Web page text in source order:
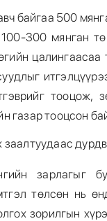
байгаа 500
300 мянган
цалингаасаа
тооцож,
газар тооцсон
зарлагыг
төлсөн нь
зорилгын